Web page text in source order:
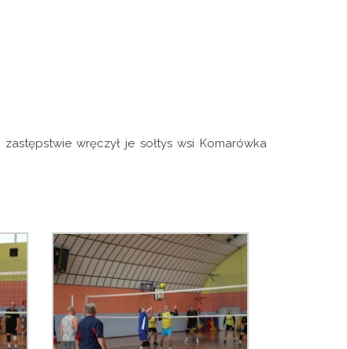
wręczył je sołtys wsi Komarówka